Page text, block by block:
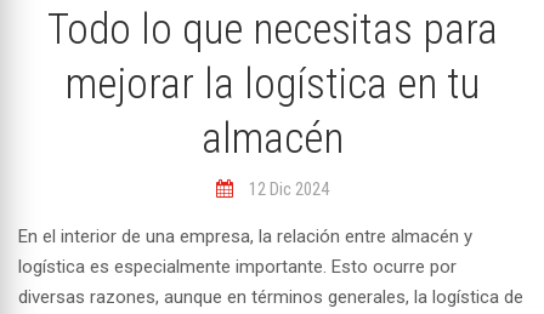
Todo lo que necesitas para
mejorar la logística en tu
almacén
12 Dic 2024
En el interior de una empresa, la relación entre almacén y
logística es especialmente importante. Esto ocurre por
diversas razones, aunque en términos generales, la logística de